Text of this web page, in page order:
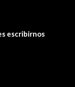
escribirnos